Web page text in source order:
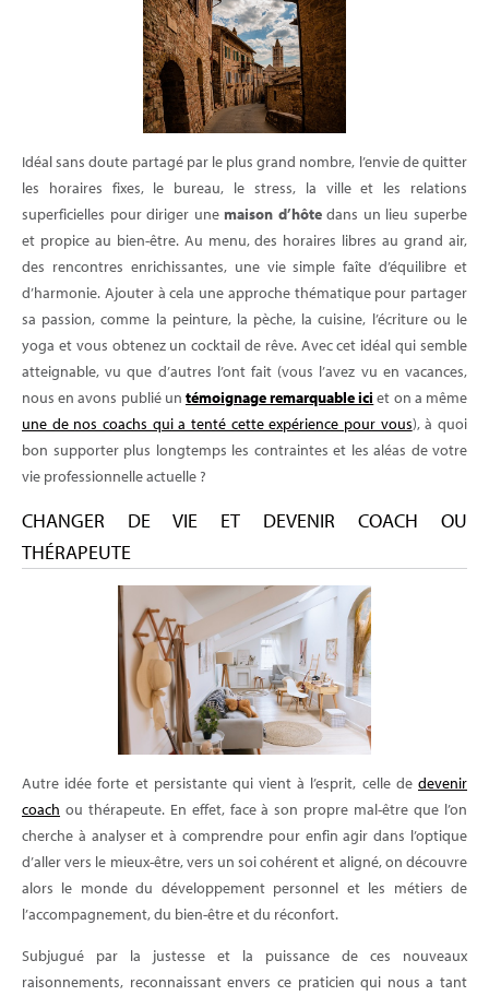
Idéal sans doute partagé par le plus grand nombre, l’envie de quitter
les horaires fixes, le bureau, le stress, la ville et les relations
superficielles pour diriger unemaison d’hôtedans un lieu superbe
et propice au bien-être. Au menu, des horaires libres au grand air,
des rencontres enrichissantes, une vie simple faîte d’équilibre et
d’harmonie. Ajouter à cela une approche thématique pour partager
sa passion, comme la peinture, la pèche, la cuisine, l’écriture ou le
yoga et vous obtenez un cocktail de rêve. Avec cet idéal qui semble
atteignable, vu que d’autres l’ont fait (vous l’avez vu en vacances,
nous en avons publié un témoignage remarquable ici et on a même
une de nos coachs qui a tenté cette expérience pour vous), à quoi
bon supporter plus longtemps les contraintes et les aléas de votre
vie professionnelle actuelle ?
CHANGER DE VIE ET DEVENIR COACH OU
THÉRAPEUTE
Autre idée forte et persistante qui vient à l’esprit, celle de devenir
coach ou thérapeute. En effet, face à son propre mal-être que l’on
cherche à analyser et à comprendre pour enfin agir dans l’optique
d’aller vers le mieux-être, vers un soi cohérent et aligné, on découvre
alors le monde du développement personnel et les métiers de
l’accompagnement, du bien-être et du réconfort.
Subjugué par la justesse et la puissance de ces nouveaux
raisonnements, reconnaissant envers ce praticien qui nous a tant